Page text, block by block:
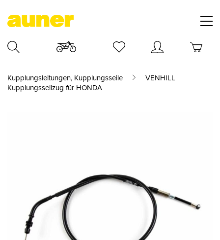
Kupplungsleitungen, Kupplungsseile
VENHILL
Kupplungsseilzug für HONDA